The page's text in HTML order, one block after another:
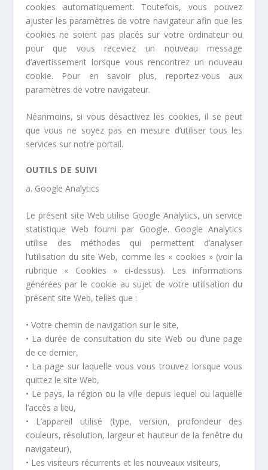
cookies automatiquement. Toutefois, vous pouvez
ajuster les paramètres de votre navigateur afin que les
cookies ne soient pas placés sur votre ordinateur ou
pour que vous receviez un nouveau message
d’avertissement lorsque vous rencontrez un nouveau
cookie. Pour en savoir plus, reportez-vous aux
paramètres de votre navigateur.
Néanmoins, si vous désactivez les cookies, il se peut
que vous ne soyez pas en mesure d’utiliser tous les
services sur notre portail.
OUTILS DE SUIVI
a. Google Analytics
Le présent site Web utilise Google Analytics, un service
statistique Web fourni par Google. Google Analytics
utilise des méthodes qui permettent d’analyser
l’utilisation du site Web, comme les « cookies » (voir la
rubrique « Cookies » ci-dessus). Les informations
générées par le cookie au sujet de votre utilisation du
présent site Web, telles que :
• Votre chemin de navigation sur le site,
• La durée de consultation du site Web ou d’une page
de ce dernier,
• La page sur laquelle vous vous trouvez lorsque vous
quittez le site Web,
• Le pays, la région ou la ville depuis lequel ou laquelle
l’accès a lieu,
• L’appareil utilisé (type, version, profondeur des
couleurs, résolution, largeur et hauteur de la fenêtre du
navigateur),
• Les visiteurs récurrents et les nouveaux visiteurs,